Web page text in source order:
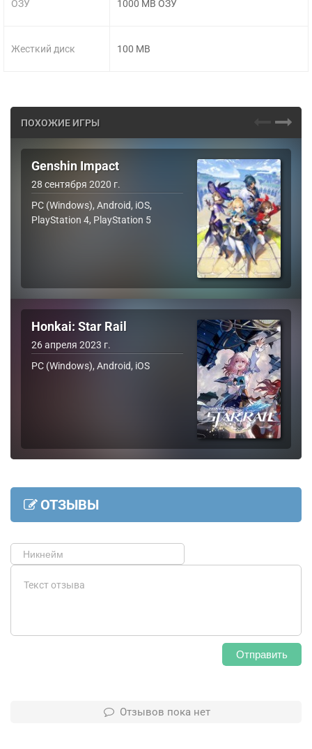
ОЗУ
Жесткий диск
1000 MB ОЗУ
100 MB
ПОХОЖИЕ ИГРЫ
Genshin Impact
28 сентября 2020 г.
PC (Windows), Android, iOS,
PlayStation 4, PlayStation 5
Honkai: Star Rail
26 апреля 2023 г.
PC (Windows), Android, iOS
ОТЗЫВЫ
Отправить
Отзывов пока нет